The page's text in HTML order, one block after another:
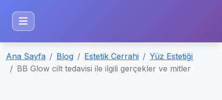
Ana Sayfa Blog Estetik Cerrahi
Yüz Estetiği
BB Glow cilt tedavisi ile ilgili gerçekler ve mitler